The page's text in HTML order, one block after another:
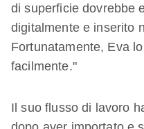
di superficie dovrebbe
digitalmente e inserito
Fortunatamente, Eva
facilmente."
Il suo flusso di lavoro